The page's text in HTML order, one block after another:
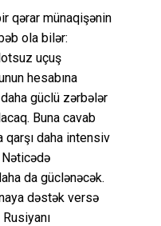
qərar münaqişənin
ola bilər:
uçuş
hesabına
güclü zərbələr
Buna cavab
qarşı daha intensiv
da güclənəcək.
dəstək versə